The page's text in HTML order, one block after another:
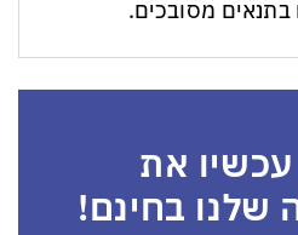
מסובכים.
עכשיו את
שלנו בחינם!